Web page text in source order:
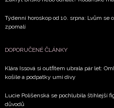
Chcete navíc dostávat i
informace od našich
Týdenní horoskop od 10. srpna: Lvům se
zpomalí
DOPORUČENÉ ČLÁNKY
Klára Issová si outfitem ubrala pár let:
košile a podpatky umí divy
Lucie Polišenská se pochlubila štíhlejší
důvodů